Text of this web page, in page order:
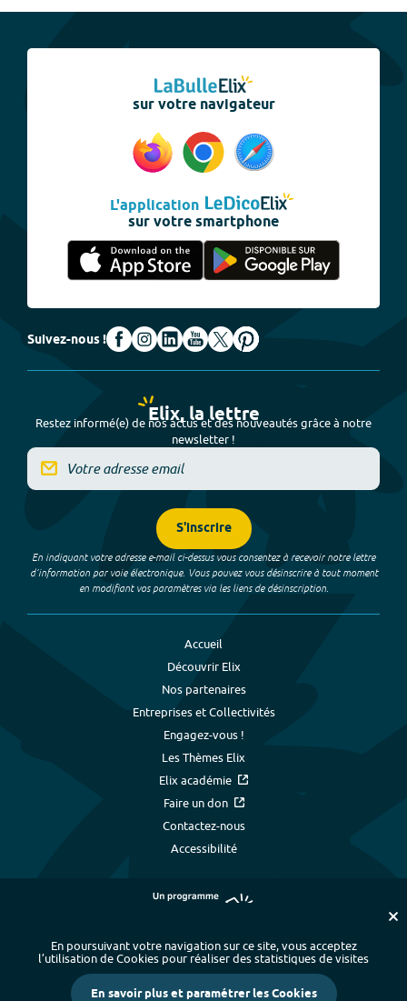
sur votre navigateur
L'application
sur votre smartphone
Suivez-nous !
Elix, la lettre
Restez informé(e) de nos actus et des nouveautés grâce à notre
newsletter !
S'inscrire
En indiquant votre adresse e-mail ci-dessus vous consentez à recevoir notre lettre
d’information par voie électronique. Vous pouvez vous désinscrire à tout moment
en modifiant vos paramètres via les liens de désinscription.
Accueil
Découvrir Elix
Nos partenaires
Entreprises et Collectivités
Engagez-vous !
Les Thèmes Elix
Elix académie
Faire un don
Contactez-nous
Accessibilité
Plan du site - Index alphabétique
-
Mentions légales et données personnelles
- Paramétrer les cookies
En poursuivant votre navigation sur ce site, vous acceptez
l’utilisation de Cookies pour réaliser des statistiques de visites
En savoir plus et paramétrer les Cookies